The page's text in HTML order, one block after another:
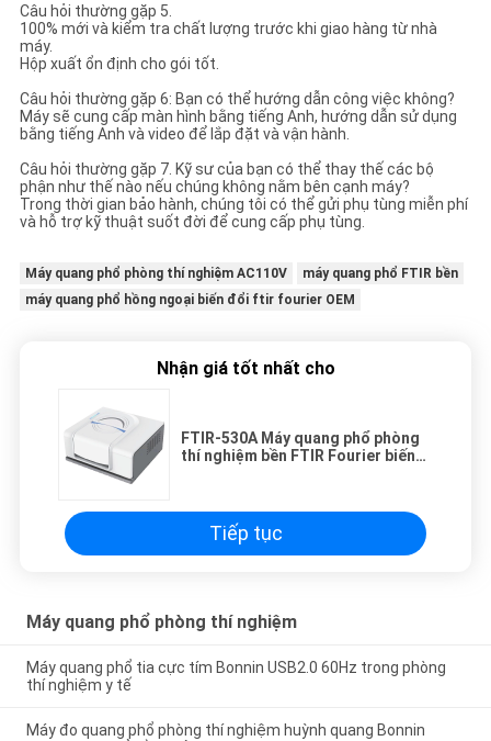
Câu hỏi thường gặp 5.
100% mới và kiểm tra chất lượng trước khi giao hàng từ nhà
máy.
Hộp xuất ổn định cho gói tốt.
Câu hỏi thường gặp 6: Bạn có thể hướng dẫn công việc không?
Máy sẽ cung cấp màn hình bằng tiếng Anh, hướng dẫn sử dụng
bằng tiếng Anh và video để lắp đặt và vận hành.
Câu hỏi thường gặp 7. Kỹ sư của bạn có thể thay thế các bộ
phận như thế nào nếu chúng không nằm bên cạnh máy?
Trong thời gian bảo hành, chúng tôi có thể gửi phụ tùng miễn phí
và hỗ trợ kỹ thuật suốt đời để cung cấp phụ tùng.
Máy quang phổ phòng thí nghiệm AC110V
máy quang phổ FTIR bền
máy quang phổ hồng ngoại biến đổi ftir fourier OEM
Nhận giá tốt nhất cho
FTIR-530A Máy quang phổ phòng
thí nghiệm bền FTIR Fourier biến
Tiếp tục
Máy quang phổ phòng thí nghiệm
Máy quang phổ tia cực tím Bonnin USB2.0 60Hz trong phòng
thí nghiệm y tế
Máy đo quang phổ phòng thí nghiệm huỳnh quang Bonnin